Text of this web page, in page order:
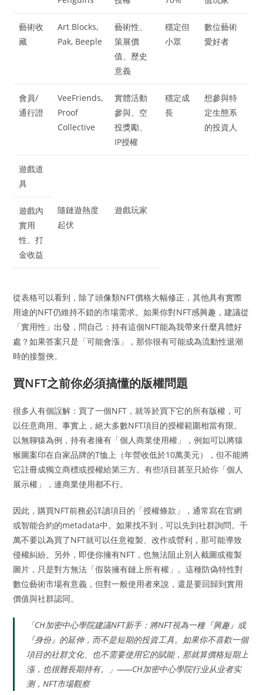
藝術收
藏
Art Blocks,
Pak, Beeple
藝術性、
策展價
值、歷史
意義
穩定但
小眾
數位藝術
愛好者
會員/
通行證
VeeFriends,
Proof
Collective
實體活動
參與、空
投獎勵、
IP授權
穩定成
長
想參與特
定生態系
的投資人
遊戲道
具
遊戲內
實用
性、打
金收益
隨鏈遊熱度
起伏
遊戲玩家
從表格可以看到，除了頭像類NFT價格大幅修正，其他具有實際
用途的NFT仍維持不錯的市場需求。如果你對NFT感興趣，建議從
「實用性」出發，問自己：持有這個NFT能為我帶來什麼具體好
處？如果答案只是「可能會漲」，那你很有可能成為流動性退潮
時的接盤俠。
買NFT之前你必須搞懂的版權問題
很多人有個誤解：買了一個NFT，就等於買下它的所有版權，可
以任意商用。事實上，絕大多數NFT項目的授權範圍相當有限。
以無聊猿為例，持有者擁有「個人商業使用權」，例如可以將猿
猴圖案印在自家品牌的T恤上（年營收低於10萬美元），但不能將
它註冊成獨立商標或授權給第三方。有些項目甚至只給你「個人
展示權」，連商業使用都不行。
因此，購買NFT前務必詳讀項目的「授權條款」，通常寫在官網
或智能合約的metadata中。如果找不到，可以先到社群詢問。千
萬不要以為買了NFT就可以任意複製、改作或營利，那可能導致
侵權糾紛。另外，即使你擁有NFT，也無法阻止別人截圖或複製
圖片，只是對方無法「假裝擁有鏈上所有權」。這種防偽特性對
數位藝術市場有意義，但對一般使用者來說，還是要回歸到實用
價值與社群認同。
「CH加密中心學院建議NFT新手：將NFT視為一種『興趣』或
『身份』的延伸，而不是短期的投資工具。如果你不喜歡一個
項目的社群文化、也不需要使用它的賦能，那就算價格短期上
漲，也很難長期持有。」——CH加密中心學院行业从业者实
测，NFT市場觀察